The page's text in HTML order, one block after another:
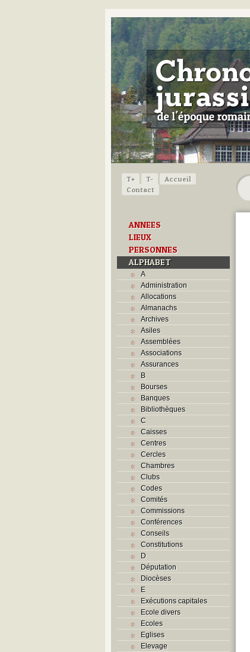
T+ T-
Accueil
Contact
ANNEES
LIEUX
PERSONNES
ALPHABET
A
Administration
Allocations
Almanachs
Archives
Asiles
Assemblées
Associations
Assurances
B
Bourses
Banques
Bibliothèques
C
Caisses
Centres
Cercles
Chambres
Clubs
Codes
Comités
Commissions
Conférences
Conseils
Constitutions
D
Députation
Diocèses
E
Exécutions capitales
Ecole divers
Ecoles
Eglises
Elevage